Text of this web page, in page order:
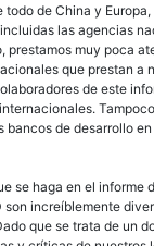
de China y
las agencias
prestamos muy poca
que prestan a
de este
de desarrollo
se haga en el informe
increíblemente
que se trata de un